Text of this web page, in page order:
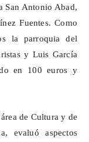
San Antonio Abad,
Fuentes. Como
la parroquia del
y Luis García
en 100 euros y
de Cultura y de
evaluó aspectos